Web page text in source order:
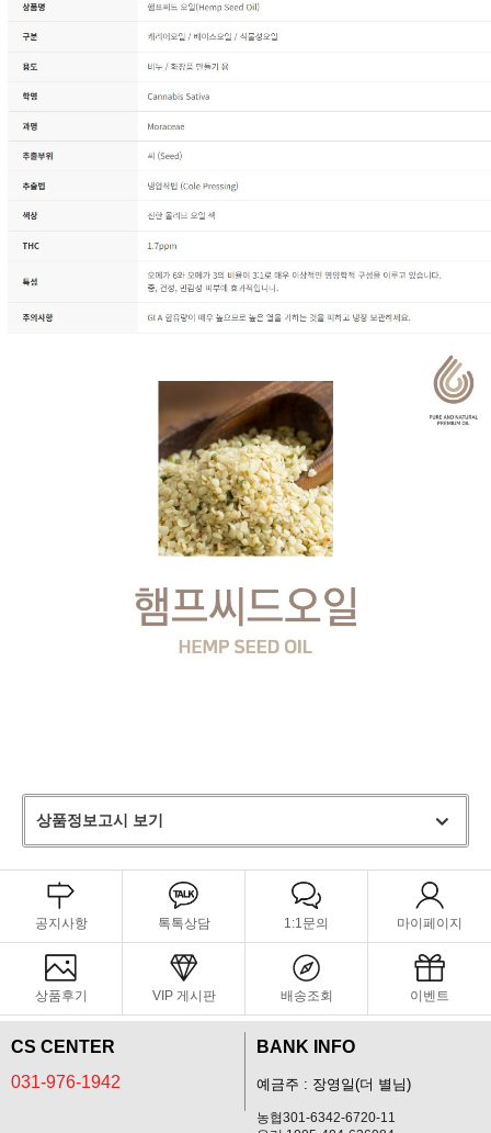
상품정보고시 보기
공지사항 톡톡상담 1:1문의 마이페이지
상품후기 VIP 게시판 배송조회 이벤트
CS CENTER
031-976-1942
BANK INFO
예금주 : 장영일(더 별님)
농협301-6342-6720-11